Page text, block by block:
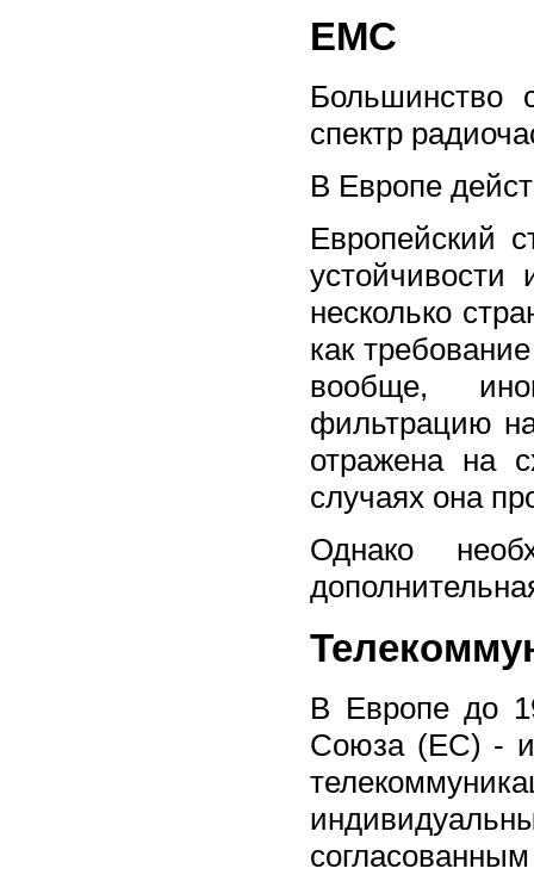
ЕМС
Большинство
спектр
В Европе
Европейский
устойчивости
несколько
как
вообще,
фильтрацию
отражена на
случаях она
Однако
В Европе до
Союза (ЕС) -